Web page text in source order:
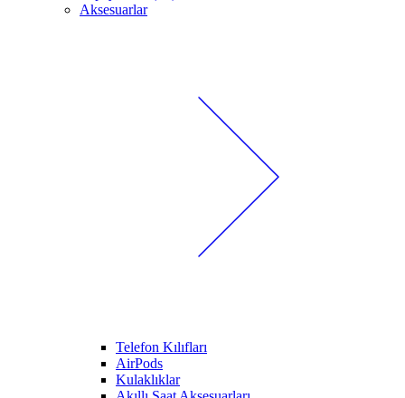
Aksesuarlar
Telefon Kılıfları
AirPods
Kulaklıklar